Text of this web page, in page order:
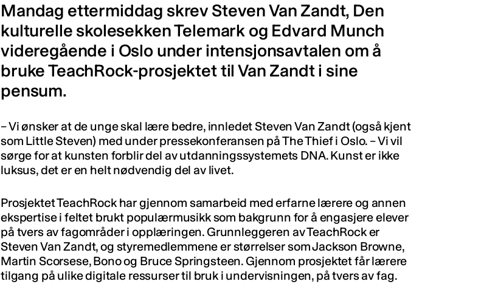
Mandag ettermiddag skrev Steven Van Zandt, Den
kulturelle skolesekken Telemark og Edvard Munch
videregående i Oslo under intensjonsavtalen om å
bruke TeachRock-prosjektet til Van Zandt i sine
pensum.
– Vi ønsker at de unge skal lære bedre, innledet Steven Van Zandt (også kjent
som Little Steven) med under pressekonferansen på The Thief i Oslo. – Vi vil
sørge for at kunsten forblir del av utdanningssystemets DNA. Kunst er ikke
luksus, det er en helt nødvendig del av livet.
Prosjektet TeachRock har gjennom samarbeid med erfarne lærere og annen
ekspertise i feltet brukt populærmusikk som bakgrunn for å engasjere elever
på tvers av fagområder i opplæringen. Grunnleggeren av TeachRock er
Steven Van Zandt, og styremedlemmene er størrelser som Jackson Browne,
Martin Scorsese, Bono og Bruce Springsteen. Gjennom prosjektet får lærere
tilgang på ulike digitale ressurser til bruk i undervisningen, på tvers av fag.